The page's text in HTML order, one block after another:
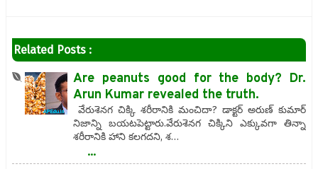
Related Posts :
Are peanuts good for the body? Dr.
Arun Kumar revealed the truth.
వేరుశెనగ చిక్కి శరీరానికి మంచిదా? డాక్టర్ అరుణ్ కుమార్
నిజాన్ని బయటపెట్టారు.వేరుశెనగ చిక్కిని ఎక్కువగా తిన్నా
శరీరానికి హాని కలగదని, శ…
...